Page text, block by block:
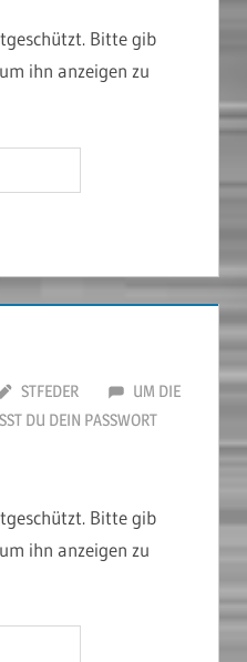
Bitte gib
ihn anzeigen zu
STFEDER
UM DIE
DU DEIN PASSWORT
Bitte gib
ihn anzeigen zu